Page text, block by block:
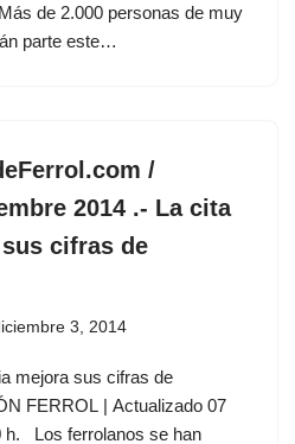
de 2.000 personas de muy
parte este…
/
2014 .- La cita
cifras de
3, 2014
mejora sus cifras de
FERROL | Actualizado 07
h. Los ferrolanos se han